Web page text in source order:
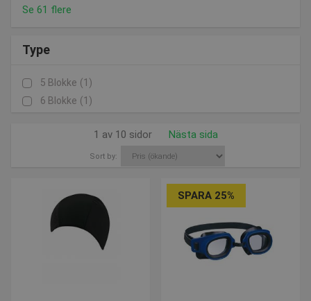
Se 61 flere
Type
5 Blokke (1)
6 Blokke (1)
1 av 10 sidor Nästa sida
Sort by:
SPARA 25%